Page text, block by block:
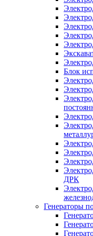
Блок
ДРК
Генераторы